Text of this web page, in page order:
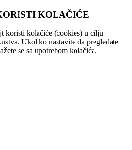
KOLAČIĆE
koristi kolačiće (cookies) u cilju
Ukoliko nastavite da pregledate
se sa upotrebom kolačića.